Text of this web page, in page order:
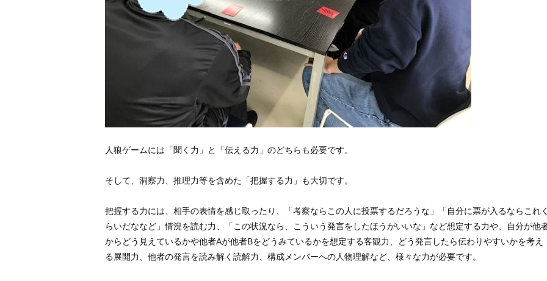
人狼ゲームには「聞く力」と「伝える力」のどちらも必要です。
そして、洞察力、推理力等を含めた「把握する力」も大切です。
把握する力には、相手の表情を感じ取ったり、「考察ならこの人に投票するだろうな」「自分に票が入るならこれく
らいだななど」情況を読む力、「この状況なら、こういう発言をしたほうがいいな」など想定する力や、自分が他
からどう見えているかや他者Aが他者Bをどうみているかを想定する客観力、どう発言したら伝わりやすいかを考え
る展開力、他者の発言を読み解く読解力、構成メンバーへの人物理解など、様々な力が必要です。